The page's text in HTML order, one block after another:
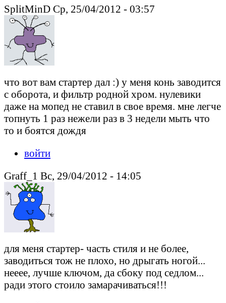
SplitMinD Ср, 25/04/2012 - 03:57
что вот вам стартер дал :) у меня конь заводится
с оборота, и фильтр родной хром. нулевики
даже на мопед не ставил в свое время. мне легче
топнуть 1 раз нежели раз в 3 недели мыть что
то и боятся дождя
войти
Graff_1 Вс, 29/04/2012 - 14:05
для меня стартер- часть стиля и не более,
заводиться тож не плохо, но дрыгать ногой...
нееее, лучше ключом, да сбоку под седлом...
ради этого стоило замарачиваться!!!